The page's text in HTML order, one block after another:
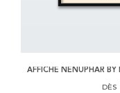
AFFICHE NENUPHAR BY
DÈS